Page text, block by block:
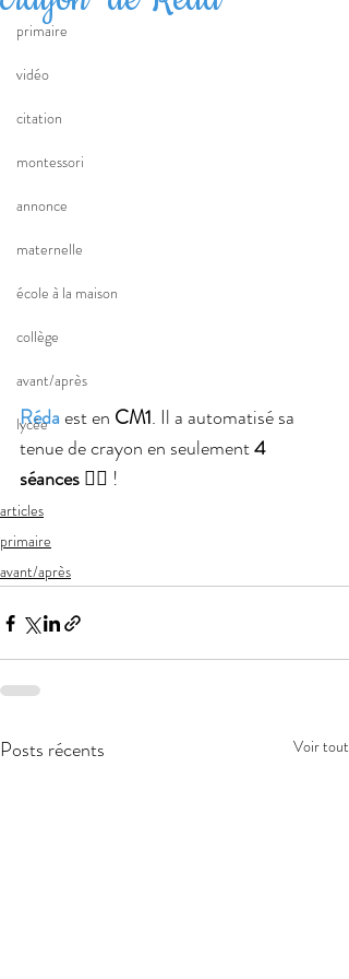
primaire
vidéo
citation
montessori
annonce
maternelle
école à la maison
collège
avant/après
lycée
Réda est en CM1. Il a automatisé sa
tenue de crayon en seulement 4
séances ✍🏻 !
articles
primaire
avant/après
Posts récents Voir tout